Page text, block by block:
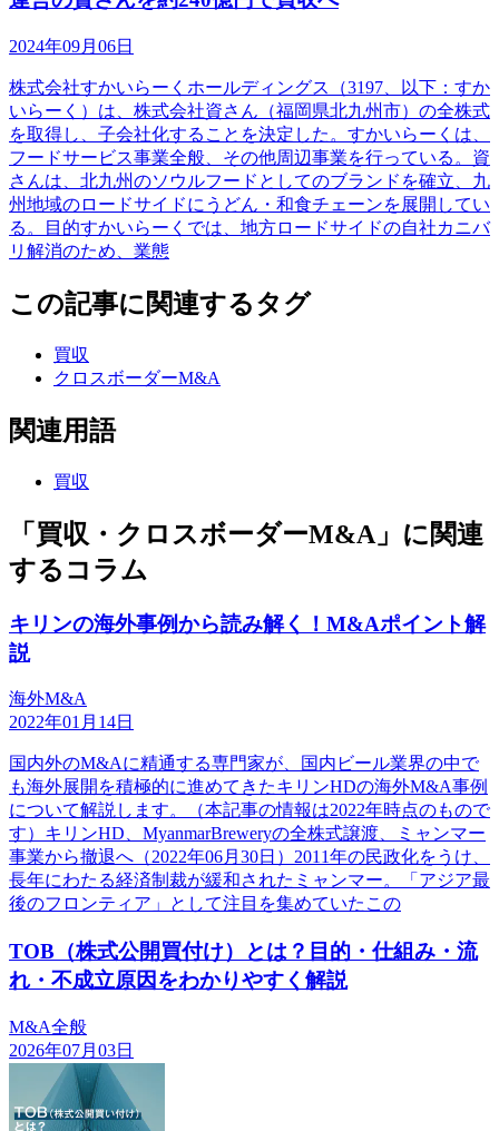
2024年09月06日
株式会社すかいらーくホールディングス（3197、以下：すか
いらーく）は、株式会社資さん（福岡県北九州市）の全株式
を取得し、子会社化することを決定した。すかいらーくは、
フードサービス事業全般、その他周辺事業を行っている。資
さんは、北九州のソウルフードとしてのブランドを確立、九
州地域のロードサイドにうどん・和食チェーンを展開してい
る。目的すかいらーくでは、地方ロードサイドの自社カニバ
リ解消のため、業態
この記事に関連するタグ
買収
クロスボーダーM&A
関連用語
買収
「買収・クロスボーダーM&A」に関連
するコラム
キリンの海外事例から読み解く！M&Aポイント解
説
海外M&A
2022年01月14日
国内外のM&Aに精通する専門家が、国内ビール業界の中で
も海外展開を積極的に進めてきたキリンHDの海外M&A事例
について解説します。（本記事の情報は2022年時点のもので
す）キリンHD、MyanmarBreweryの全株式譲渡、ミャンマー
事業から撤退へ（2022年06月30日）2011年の民政化をうけ、
長年にわたる経済制裁が緩和されたミャンマー。「アジア最
後のフロンティア」として注目を集めていたこの
TOB（株式公開買付け）とは？目的・仕組み・流
れ・不成立原因をわかりやすく解説
M&A全般
2026年07月03日